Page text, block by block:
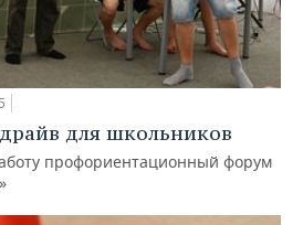
для школьников
профориентационный форум